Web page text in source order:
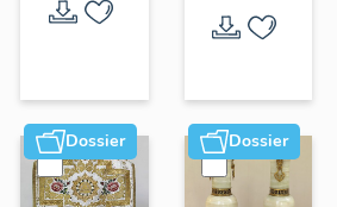
Dossier Dossier